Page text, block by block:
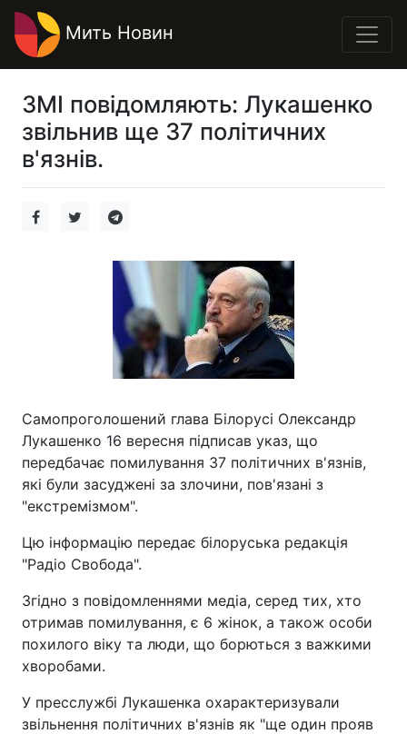
Мить Новин
ЗМІ повідомляють: Лукашенко
звільнив ще 37 політичних
в'язнів.
Самопроголошений глава Білорусі Олександр
Лукашенко 16 вересня підписав указ, що
передбачає помилування 37 політичних в'язнів,
які були засуджені за злочини, пов'язані з
"екстремізмом".
Цю інформацію передає білоруська редакція
"Радіо Свобода".
Згідно з повідомленнями медіа, серед тих, хто
отримав помилування, є 6 жінок, а також особи
похилого віку та люди, що борються з важкими
хворобами.
У пресслужбі Лукашенка охарактеризували
звільнення політичних в'язнів як "ще один прояв